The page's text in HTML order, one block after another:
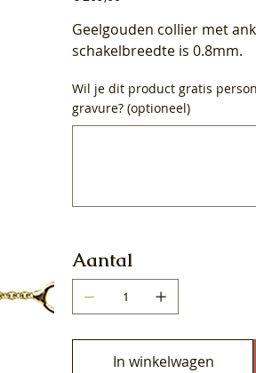
Geelgouden collier met
schakelbreedte is 0.8mm.
Wil je dit product gratis
gravure? (optioneel)
Aantal
In winkelwagen